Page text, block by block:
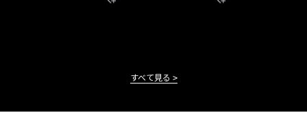
すべて見る